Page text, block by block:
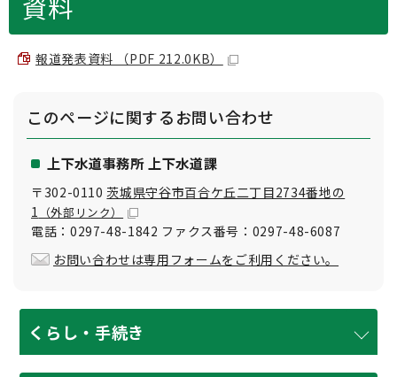
報道発表資料 （PDF 212.0KB）
このページに関するお問い合わせ
上下水道事務所 上下水道課
〒302-0110茨城県守谷市百合ケ丘二丁目2734番地の
1
（外部リンク）
電話：0297-48-1842 ファクス番号：0297-48-6087
お問い合わせは専用フォームをご利用ください。
くらし・手続き